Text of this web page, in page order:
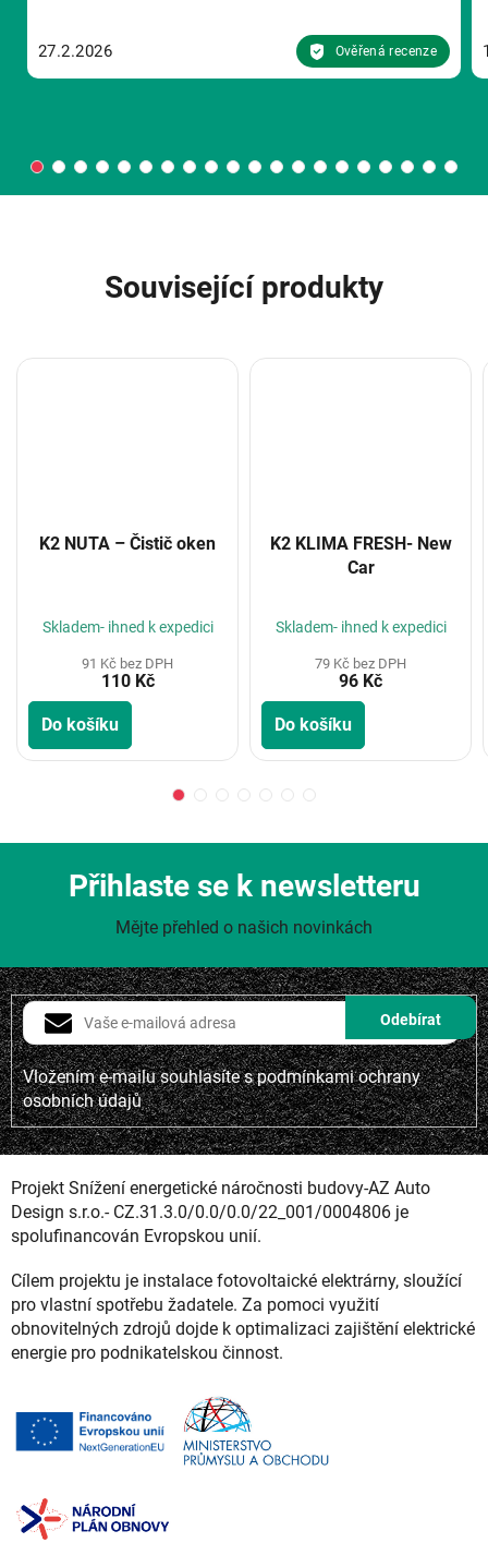
Související produkty
K2 NUTA – Čistič oken
Skladem- ihned k expedici
91 Kč bez DPH
110 Kč
Do košíku
K2 KLIMA FRESH- New
Car
Skladem- ihned k expedici
79 Kč bez DPH
96 Kč
Do košíku
27.2.2026 Ověřená recenze
Vložením e-mailu souhlasíte spodmínkami ochrany
osobních údajů
Přihlaste se k newsletteru
Mějte přehled o našich novinkách
Projekt Snížení energetické náročnosti budovy-AZ Auto
Design s.r.o.- CZ.31.3.0/0.0/0.0/22_001/0004806 je
spolufinancován Evropskou unií.
Cílem projektu je instalace fotovoltaické elektrárny, sloužící
pro vlastní spotřebu žadatele. Za pomoci využití
obnovitelných zdrojů dojde k optimalizaci zajištění elektrické
energie pro podnikatelskou činnost.